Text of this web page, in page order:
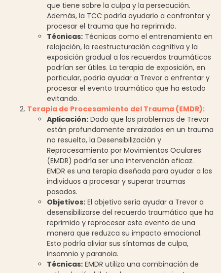
que tiene sobre la culpa y la persecución.
Además, la TCC podría ayudarlo a confrontar y
procesar el trauma que ha reprimido.
Técnicas: Técnicas como el entrenamiento en
relajación, la reestructuración cognitiva y la
exposición gradual a los recuerdos traumáticos
podrían ser útiles. La terapia de exposición, en
particular, podría ayudar a Trevor a enfrentar y
procesar el evento traumático que ha estado
evitando.
Terapia de Procesamiento del Trauma (EMDR):
Aplicación: Dado que los problemas de Trevor
están profundamente enraizados en un trauma
no resuelto, la Desensibilización y
Reprocesamiento por Movimientos Oculares
(EMDR) podría ser una intervención eficaz.
EMDR es una terapia diseñada para ayudar a los
individuos a procesar y superar traumas
pasados.
Objetivos: El objetivo sería ayudar a Trevor a
desensibilizarse del recuerdo traumático que ha
reprimido y reprocesar este evento de una
manera que reduzca su impacto emocional.
Esto podría aliviar sus síntomas de culpa,
insomnio y paranoia.
Técnicas: EMDR utiliza una combinación de